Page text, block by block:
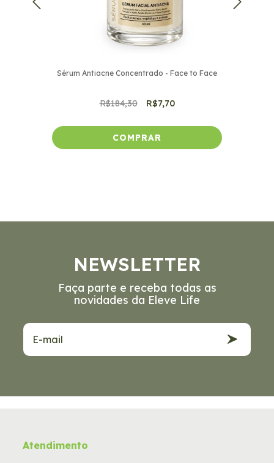
Sérum Antiacne Concentrado - Face to Face
R$184,30 R$7,70
NEWSLETTER
Faça parte e receba todas as
novidades da Eleve Life
Atendimento